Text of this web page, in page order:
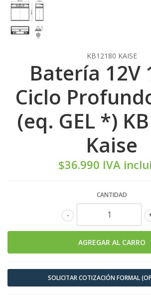
KB12180 KAISE
Batería 12V
Ciclo
(eq. GEL *)
Kaise
$36.990 IVA
CANTIDAD
-
SOLICITAR COTIZACIÓN FORMAL